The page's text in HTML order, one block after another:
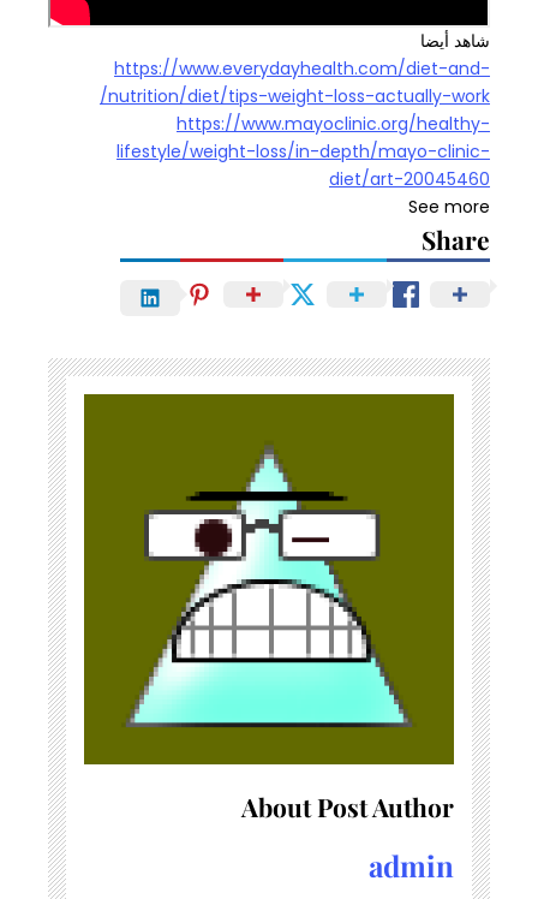
شاهد أيضا
https://www.everydayhealth.com/diet-and-
nutrition/diet/tips-weight-loss-actually-work/
https://www.mayoclinic.org/healthy-
lifestyle/weight-loss/in-depth/mayo-clinic-
diet/art-20045460
See more
Share
About Post Author
admin